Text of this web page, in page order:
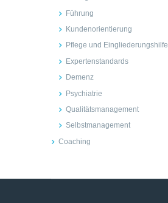
Führung
Kundenorientierung
Pflege und Eingliederungshilfe
Expertenstandards
Demenz
Psychiatrie
Qualitätsmanagement
Selbstmanagement
Coaching